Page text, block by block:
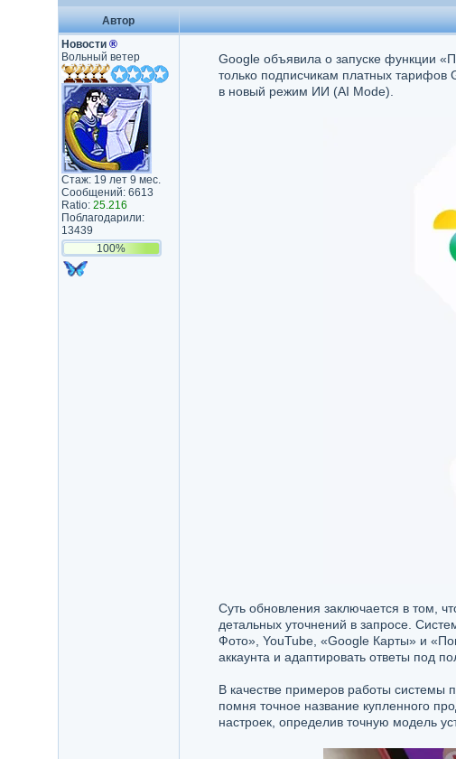
Автор
Новости ®
Вольный ветер
Стаж: 19 лет 9 мес.
Сообщений: 6613
Ratio: 25.216
Поблагодарили:
13439
100%
Google объявила о запуске функции
только подписчикам платных тарифов
в новый режим ИИ (AI Mode).
Суть обновления заключается в том,
детальных уточнений в запросе.
Фото», YouTube, «Google Карты» и
аккаунта и адаптировать ответы под
В качестве примеров работы системы
помня точное название купленного
настроек, определив точную модель